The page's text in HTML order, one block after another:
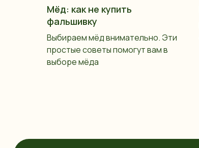
Мёд: как не купить
фальшивку
Выбираем мёд внимательно. Эти
простые советы помогут вам в
выборе мёда